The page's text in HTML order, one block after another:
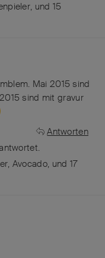
, und 15
Mai 2015 sind
sind mit gravur
Antworten
, Avocado, und 17